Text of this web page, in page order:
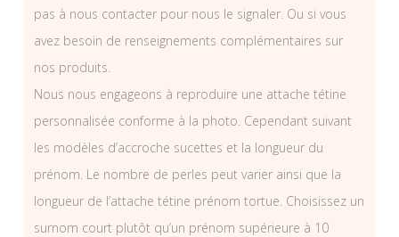
pas à nous contacter pour nous le signaler. Ou si vous
avez besoin de renseignements complémentaires sur
nos produits.
Nous nous engageons à reproduire une attache tétine
personnalisée conforme à la photo. Cependant suivant
les modèles d’accroche sucettes et la longueur du
prénom. Le nombre de perles peut varier ainsi que la
longueur de l’attache tétine prénom tortue. Choisissez un
surnom court plutôt qu’un prénom supérieure à 10